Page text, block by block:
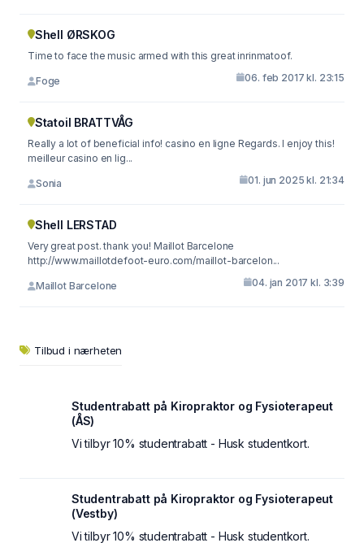
Shell ØRSKOG
Time to face the music armed with this great inrinmatoof.
Foge 06. feb 2017 kl. 23:15
Statoil BRATTVÅG
Really a lot of beneficial info! casino en ligne Regards. I enjoy this!
meilleur casino en lig...
Sonia 01. jun 2025 kl. 21:34
Shell LERSTAD
Very great post. thank you! Maillot Barcelone
http://www.maillotdefoot-euro.com/maillot-barcelon...
Maillot Barcelone 04. jan 2017 kl. 3:39
Tilbud i nærheten
Studentrabatt på Kiropraktor og Fysioterapeut
(ÅS)
Vi tilbyr 10% studentrabatt - Husk studentkort.
Studentrabatt på Kiropraktor og Fysioterapeut
(Vestby)
Vi tilbyr 10% studentrabatt - Husk studentkort.